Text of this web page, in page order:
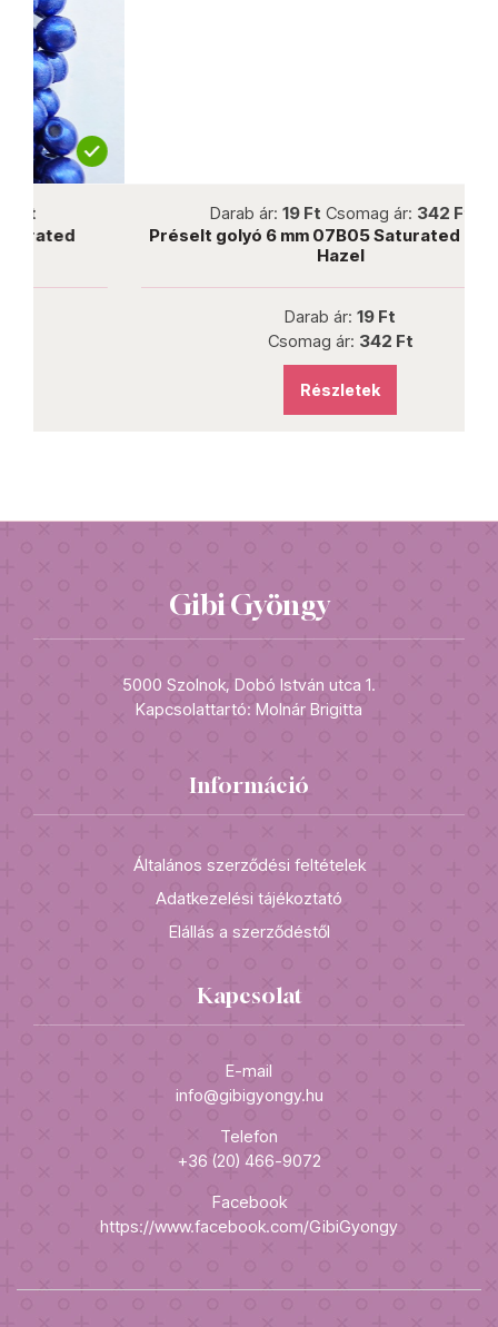
19 Ft Csomag ár: 342 Ft
Préselt golyó 6 mm 07B05 Saturated Metallic
19 Ft
342 Ft
Gibi Gyöngy
5000 Szolnok, Dobó István utca 1.
Kapcsolattartó: Molnár Brigitta
Információ
Általános szerződési feltételek
Adatkezelési tájékoztató
Elállás a szerződéstől
Kapcsolat
E-mail
info@gibigyongy.hu
Telefon
+36 (20) 466-9072
Facebook
https://www.facebook.com/GibiGyongy